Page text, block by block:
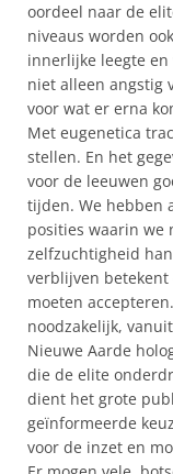
oordeel naar de
niveaus worden
innerlijke leegte
niet alleen angstig
voor wat er erna
Met eugenetica
stellen. En het
voor de leeuwen
tijden. We hebben
posities waarin we
zelfzuchtigheid
verblijven
moeten
noodzakelijk,
Nieuwe Aarde
die de elite
dient het grote
geïnformeerde
voor de inzet en